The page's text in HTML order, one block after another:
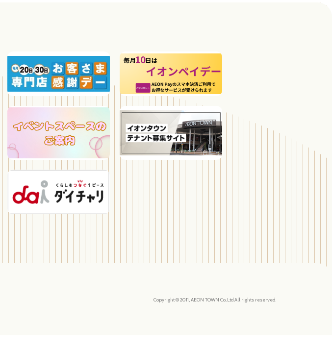
Copyright © 2011, AEON TOWN Co.,Ltd.All rights reserved.